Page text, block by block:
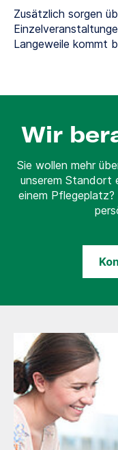
Zusätzlich sorgen
Langeweile kommt
Wir
Sie wollen mehr
unserem Standort
einem